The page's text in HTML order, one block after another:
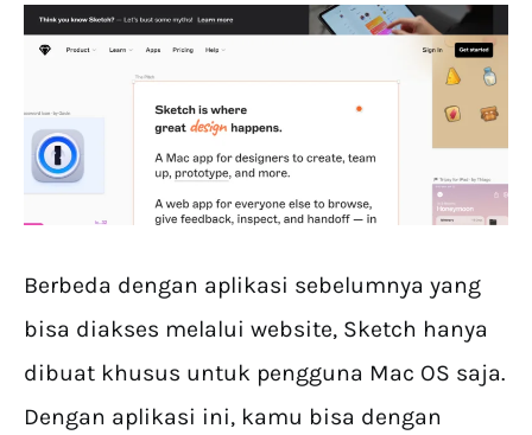
Berbeda dengan aplikasi sebelumnya yang
bisa diakses melalui website, Sketch hanya
dibuat khusus untuk pengguna Mac OS saja.
Dengan aplikasi ini, kamu bisa dengan